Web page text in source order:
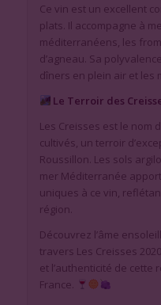
Ce vin est un excellent
plats. Il accompagne à
méditerranéens, les
d’agneau. Sa
dîners en plein air et les
Le Terroir des
Les Creisses est le nom
cultivés, un terroir
Roussillon. Les sols
mer Méditerranée
uniques à ce vin,
région.
Découvrez l’âme
travers Les Creisses
et l’authenticité de cette
France.